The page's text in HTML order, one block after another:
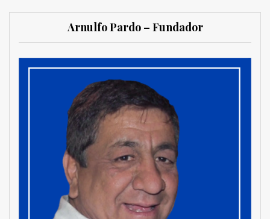
Arnulfo Pardo – Fundador